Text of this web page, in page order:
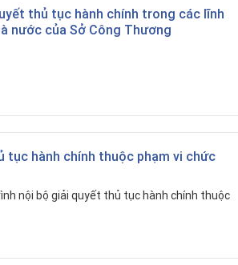
thủ tục hành chính trong các lĩnh
nước của Sở Công Thương
tục hành chính thuộc phạm vi chức
nội bộ giải quyết thủ tục hành chính thuộc